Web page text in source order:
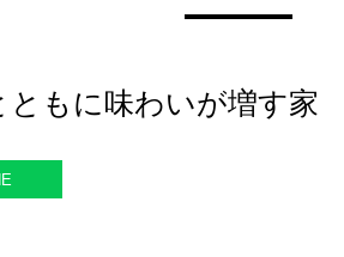
もに味わいが増す家